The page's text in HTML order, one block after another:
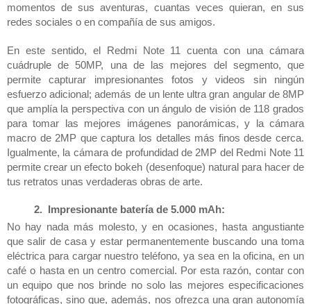
momentos de sus aventuras, cuantas veces quieran, en sus
redes sociales o en compañía de sus amigos.
En este sentido, el Redmi Note 11 cuenta con una cámara
cuádruple de 50MP, una de las mejores del segmento, que
permite capturar impresionantes fotos y videos sin ningún
esfuerzo adicional; además de un lente ultra gran angular de 8MP
que amplía la perspectiva con un ángulo de visión de 118 grados
para tomar las mejores imágenes panorámicas, y la cámara
macro de 2MP que captura los detalles más finos desde cerca.
Igualmente, la cámara de profundidad de 2MP del Redmi Note 11
permite crear un efecto bokeh (desenfoque) natural para hacer de
tus retratos unas verdaderas obras de arte.
Impresionante batería de 5.000 mAh:
No hay nada más molesto, y en ocasiones, hasta angustiante
que salir de casa y estar permanentemente buscando una toma
eléctrica para cargar nuestro teléfono, ya sea en la oficina, en un
café o hasta en un centro comercial. Por esta razón, contar con
un equipo que nos brinde no solo las mejores especificaciones
fotográficas, sino que, además, nos ofrezca una gran autonomía